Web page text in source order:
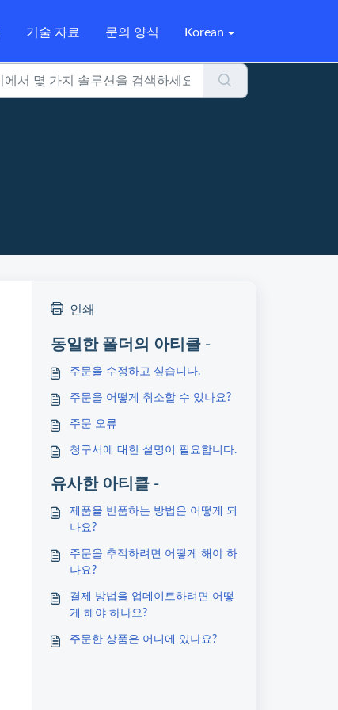
기술 자료 문의 양식 Korean
인쇄
동일한 폴더의 아티클 -
주문을 수정하고 싶습니다.
주문을 어떻게 취소할 수 있나요?
주문 오류
청구서에 대한 설명이 필요합니다.
유사한 아티클 -
제품을 반품하는 방법은 어떻게 되
나요?
주문을 추적하려면 어떻게 해야 하
나요?
결제 방법을 업데이트하려면 어떻
게 해야 하나요?
주문한 상품은 어디에 있나요?